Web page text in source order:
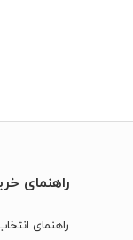
راهنمای
راهنمای